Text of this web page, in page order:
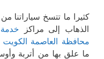
كثيرا ما تتسخ سياراتنا
الذهاب إلى مراكز
محافظة العاصمة الكويت
ما علق بها من أتربة